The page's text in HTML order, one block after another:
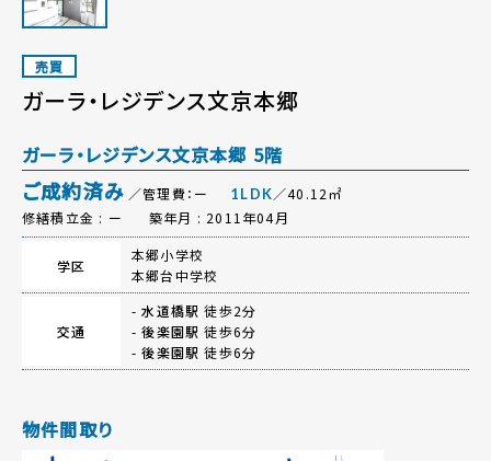
売買
ガーラ・レジデンス文京本郷
ガーラ・レジデンス文京本郷 5階
ご成約済み ／管理費：ー 1LDK／40.12㎡
修繕積立金 : ー
築年月 : 2011年04月
学区
本郷小学校
本郷台中学校
交通
-水道橋駅 徒歩2分
-後楽園駅 徒歩6分
-後楽園駅 徒歩6分
物件間取り